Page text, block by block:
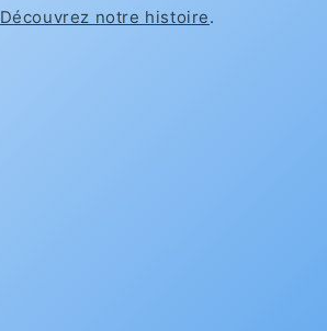
Découvrez notre histoire.